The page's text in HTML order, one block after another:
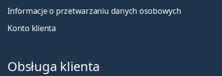
Informacje o przetwarzaniu danych osobowych
Konto klienta
Obsługa klienta